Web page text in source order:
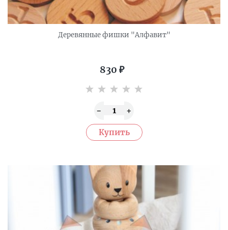
Деревянные фишки "Алфавит"
830 ₽